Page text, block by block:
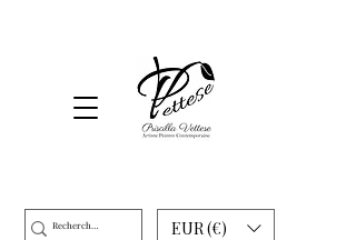
EUR (€)